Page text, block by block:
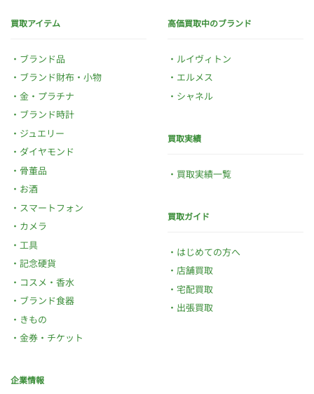
買取アイテム
ブランド品
ブランド財布・小物
金・プラチナ
ブランド時計
ジュエリー
ダイヤモンド
骨董品
お酒
スマートフォン
カメラ
工具
記念硬貨
コスメ・香水
ブランド食器
きもの
金券・チケット
高価買取中のブランド
ルイヴィトン
エルメス
シャネル
買取実績
買取実績一覧
買取ガイド
はじめての方へ
店舗買取
宅配買取
出張買取
企業情報